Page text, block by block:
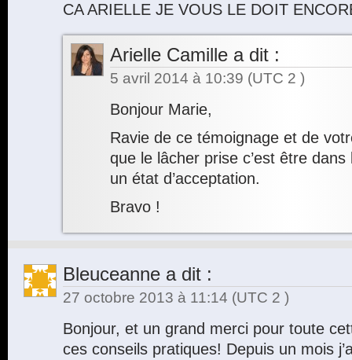
CA ARIELLE JE VOUS LE DOIT
Arielle Camille a dit :
5 avril 2014 à 10:39 (UTC 2 )
Bonjour Marie,
Ravie de ce témoignage et de
que le lâcher prise c’est être
un état d’acceptation.
Bravo !
Bleuceanne a dit :
27 octobre 2013 à 11:14 (UTC 2 )
Bonjour, et un grand merci pour toute
ces conseils pratiques! Depuis un mois